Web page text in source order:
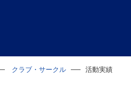
クラブ・サークル 活動実績